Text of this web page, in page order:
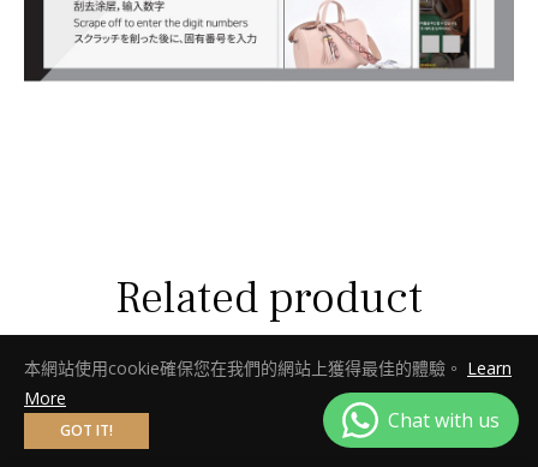
Related product
-25%
本網站使用cookie確保您在我們的網站上獲得最佳的體驗。 Learn
More
GOT IT!